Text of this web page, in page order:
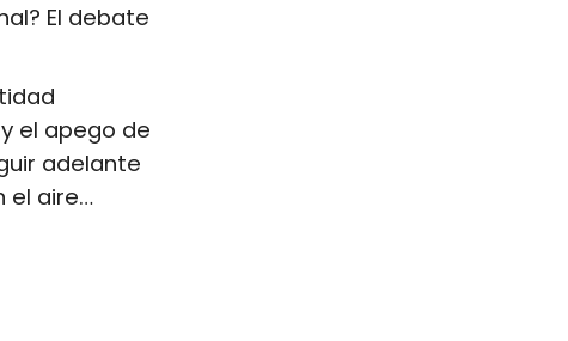
El debate
el apego de
adelante
el aire…